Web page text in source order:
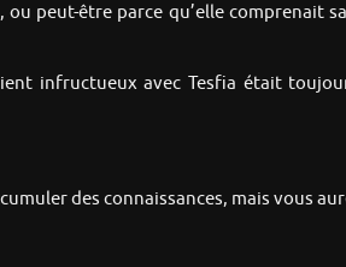
ou peut-être parce qu’elle comprenait
infructueux avec Tesfia était
des connaissances, mais vous